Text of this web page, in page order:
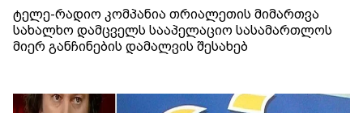
ტელე-რადიო კომპანია თრიალეთის მიმართვა
სახალხო დამცველს სააპელაციო სასამართლოს
მიერ განჩინების დამალვის შესახებ